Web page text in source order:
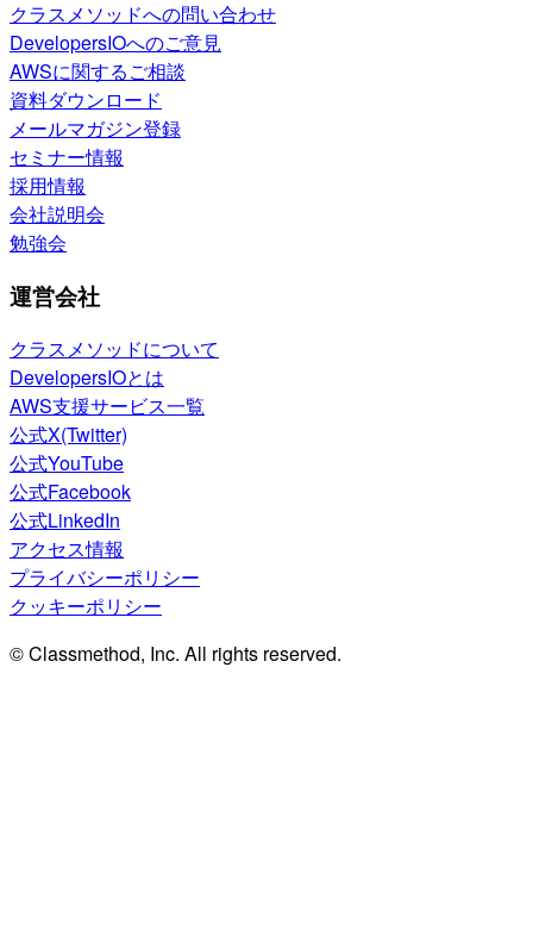
クラスメソッドへの問い合わせ
DevelopersIOへのご意見
AWSに関するご相談
資料ダウンロード
メールマガジン登録
セミナー情報
採用情報
会社説明会
勉強会
運営会社
クラスメソッドについて
DevelopersIOとは
AWS支援サービス一覧
公式X(Twitter)
公式YouTube
公式Facebook
公式LinkedIn
アクセス情報
プライバシーポリシー
クッキーポリシー
© Classmethod, Inc. All rights reserved.